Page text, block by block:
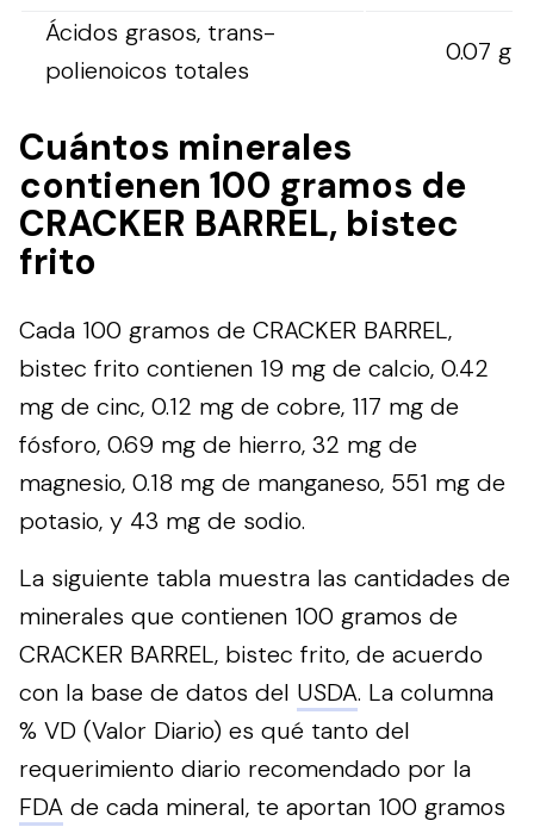
Ácidos grasos, trans-
polienoicos totales
0.07 g
Cuántos minerales
contienen 100 gramos de
CRACKER BARREL, bistec
frito
Cada 100 gramos de CRACKER BARREL,
bistec frito contienen 19 mg de calcio, 0.42
mg de cinc, 0.12 mg de cobre, 117 mg de
fósforo, 0.69 mg de hierro, 32 mg de
magnesio, 0.18 mg de manganeso, 551 mg de
potasio, y 43 mg de sodio.
La siguiente tabla muestra las cantidades de
minerales que contienen 100 gramos de
CRACKER BARREL, bistec frito, de acuerdo
con la base de datos del USDA. La columna
% VD (Valor Diario) es qué tanto del
requerimiento diario recomendado por la
FDA de cada mineral, te aportan 100 gramos